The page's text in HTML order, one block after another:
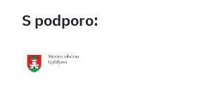
S podporo: